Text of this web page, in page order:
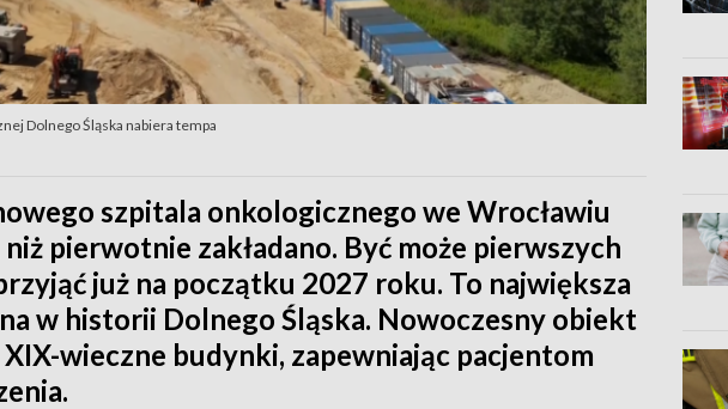
Dolnego Śląska nabiera tempa
szpitala onkologicznego we Wrocławiu
pierwotnie zakładano. Być może pierwszych
już na początku 2027 roku. To największa
w historii Dolnego Śląska. Nowoczesny obiekt
XIX-wieczne budynki, zapewniając pacjentom